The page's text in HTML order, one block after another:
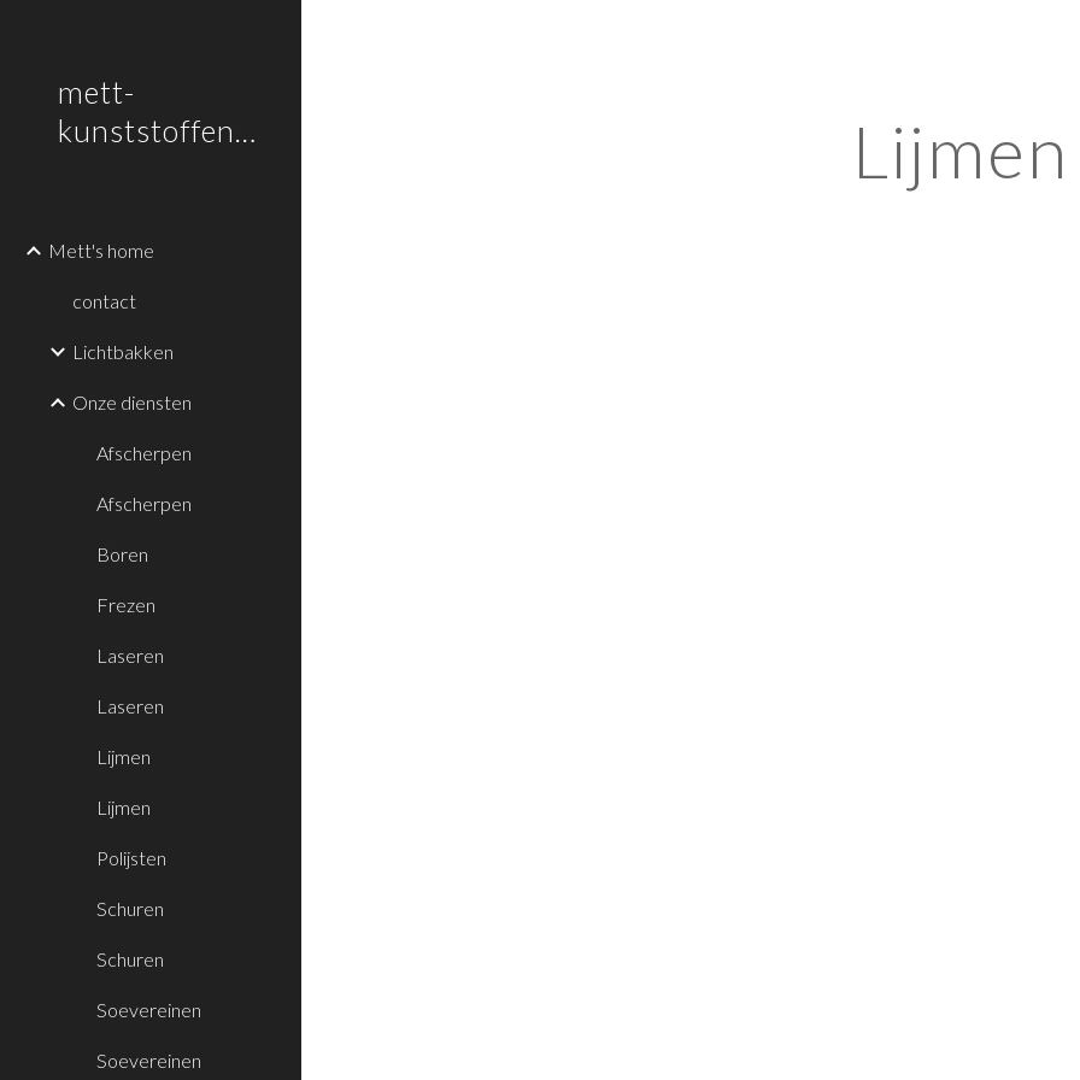
mett-
kunststoffen.nl
Mett's home
contact
Lichtbakken
Onze diensten
Afscherpen
Afscherpen
Boren
Frezen
Laseren
Laseren
Lijmen
Lijmen
Polijsten
Schuren
Schuren
Soevereinen
Soevereinen
Lijmen